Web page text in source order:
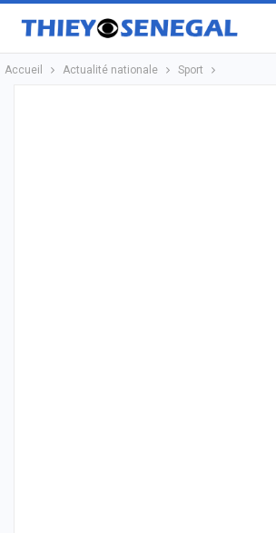
Accueil Actualité nationale Sport